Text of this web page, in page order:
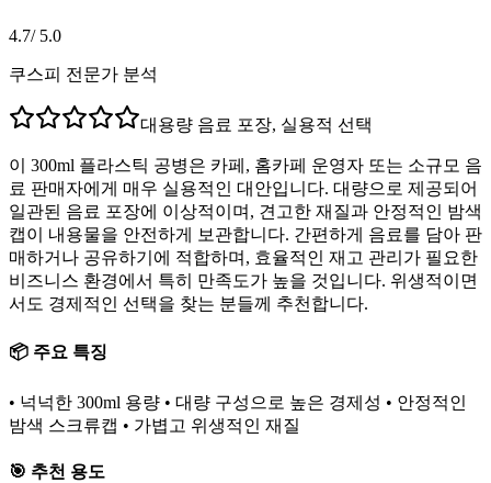
4.7/ 5.0
쿠스피 전문가 분석
대용량 음료 포장, 실용적 선택
이 300ml 플라스틱 공병은 카페, 홈카페 운영자 또는 소규모 음
료 판매자에게 매우 실용적인 대안입니다. 대량으로 제공되어
일관된 음료 포장에 이상적이며, 견고한 재질과 안정적인 밤색
캡이 내용물을 안전하게 보관합니다. 간편하게 음료를 담아 판
매하거나 공유하기에 적합하며, 효율적인 재고 관리가 필요한
비즈니스 환경에서 특히 만족도가 높을 것입니다. 위생적이면
서도 경제적인 선택을 찾는 분들께 추천합니다.
📦 주요 특징
• 넉넉한 300ml 용량 • 대량 구성으로 높은 경제성 • 안정적인
밤색 스크류캡 • 가볍고 위생적인 재질
🎯 추천 용도